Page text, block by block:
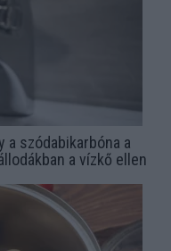
a szódabikarbóna a
a vízkő ellen